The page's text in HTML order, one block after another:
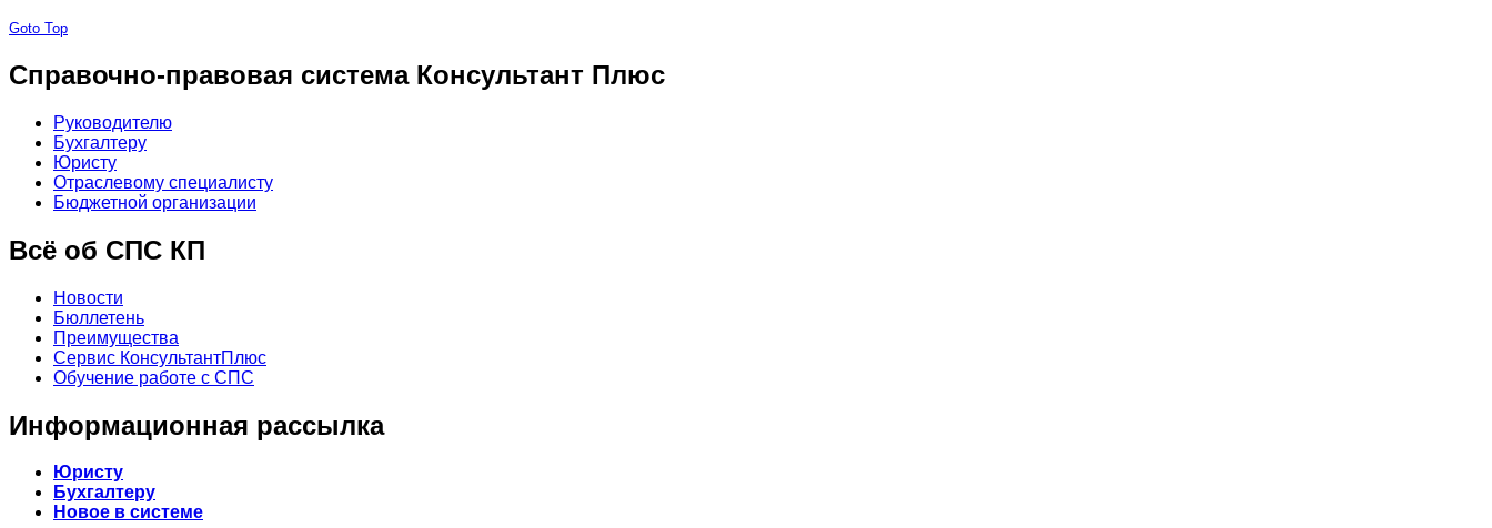
Goto Top
Справочно-правовая система Консультант Плюс
Руководителю
Бухгалтеру
Юристу
Отраслевому специалисту
Бюджетной организации
Всё об СПС КП
Новости
Бюллетень
Преимущества
Сервис КонсультантПлюс
Обучение работе с СПС
Информационная рассылка
Юристу
Бухгалтеру
Новое в системе